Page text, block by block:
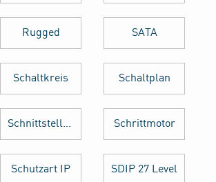
Rugged SATA
Schaltkreis Schaltplan
Schnittstellenkarte Schrittmotor
Schutzart IP SDIP 27 Level